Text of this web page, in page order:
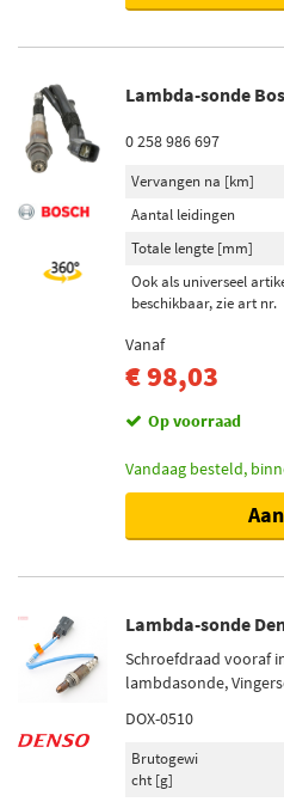
Lambda-sonde
0 258 986 697
Vervangen na [km]
Aantal leidingen
Totale lengte [mm]
Ook als universeel
beschikbaar, zie art nr.
Vanaf
€ 98,03
Op voorraad
Vandaag besteld,
Lambda-sonde
Schroefdraad vooraf
lambdasonde,
DOX-0510
Brutogewi
cht [g]